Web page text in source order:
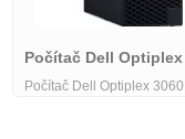
Počítač Dell Optiplex
Počítač Dell Optiplex